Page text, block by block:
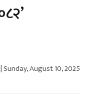
Sunday, August 10, 2025